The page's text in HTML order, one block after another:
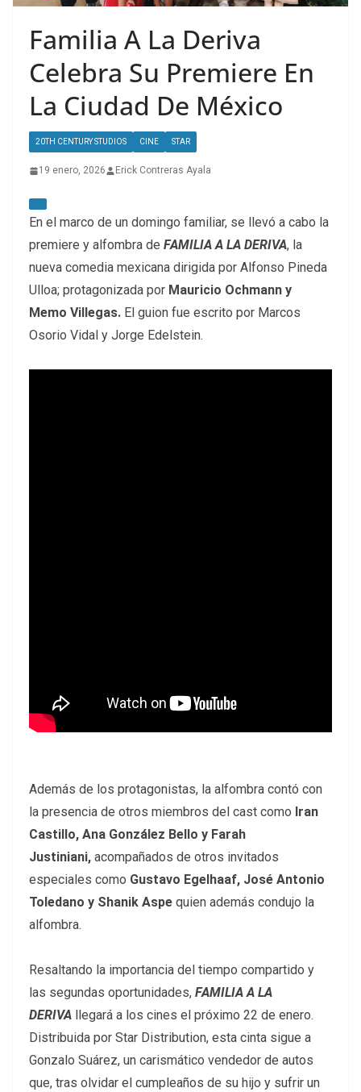
Familia A La Deriva
Celebra Su Premiere En
La Ciudad De México
20TH CENTURY STUDIOS CINE STAR
19 enero, 2026 Erick Contreras Ayala
En el marco de un domingo familiar, se llevó a cabo la
premiere y alfombra de FAMILIA A LA DERIVA, la
nueva comedia mexicana dirigida por Alfonso Pineda
Ulloa; protagonizada por Mauricio Ochmann y
Memo Villegas. El guion fue escrito por Marcos
Osorio Vidal y Jorge Edelstein.
Además de los protagonistas, la alfombra contó con
la presencia de otros miembros del cast como Iran
Castillo, Ana González Bello y Farah
Justiniani, acompañados de otros invitados
especiales como Gustavo Egelhaaf, José Antonio
Toledano y Shanik Aspe quien además condujo la
alfombra.
Resaltando la importancia del tiempo compartido y
las segundas oportunidades, FAMILIA A LA
DERIVA llegará a los cines el próximo 22 de enero.
Distribuida por Star Distribution, esta cinta sigue a
Gonzalo Suárez, un carismático vendedor de autos
que, tras olvidar el cumpleaños de su hijo y sufrir un